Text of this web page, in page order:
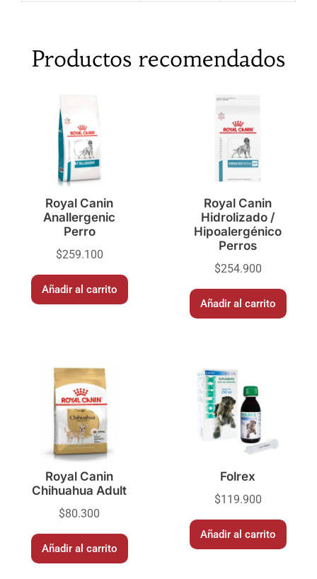
Productos recomendados
Royal Canin
Anallergenic
Perro
$259.100
Añadir al carrito
Royal Canin
Hidrolizado /
Hipoalergénico
Perros
$254.900
Añadir al carrito
Royal Canin
Chihuahua Adult
$80.300
Añadir al carrito
Folrex
$119.900
Añadir al carrito